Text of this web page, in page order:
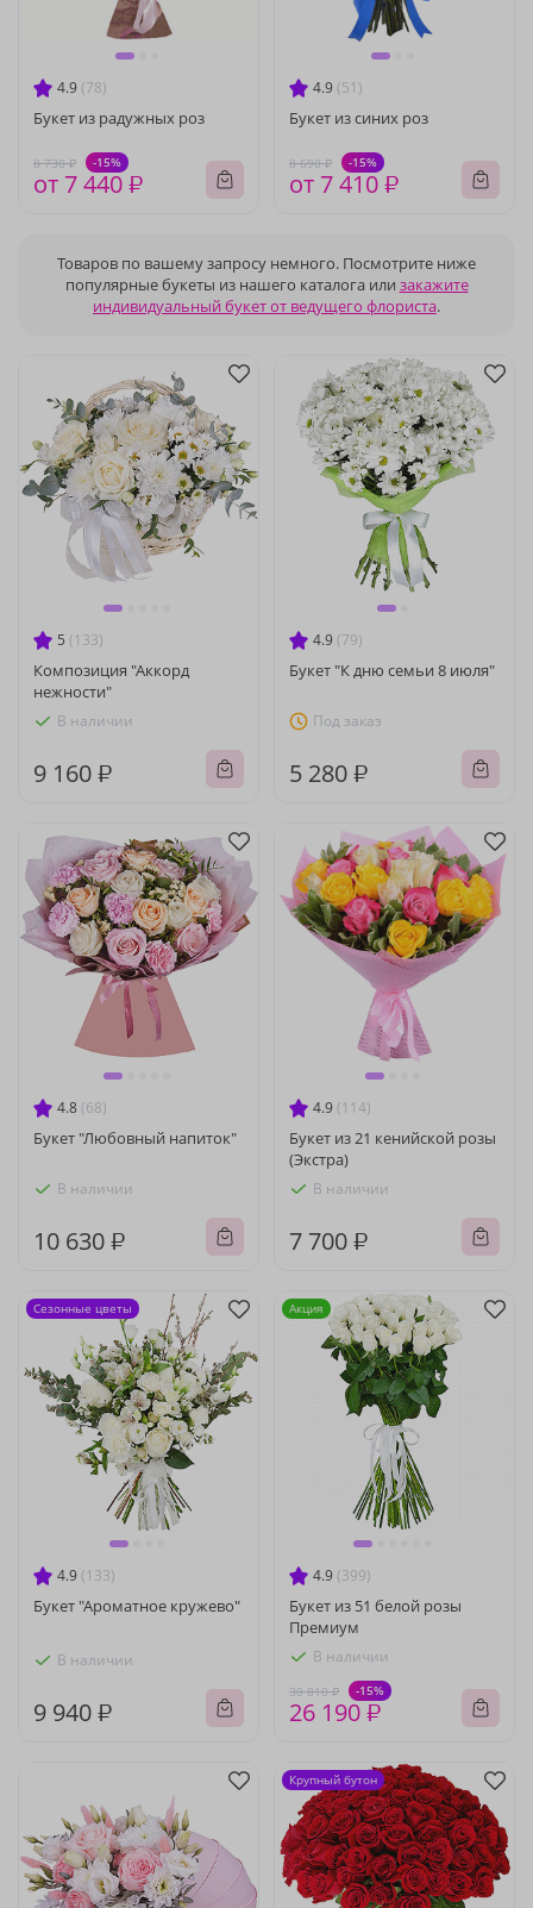
4.9 (78)
Букет из радужных роз
8 730 ₽ -15%
от 7 440 ₽
4.9 (51)
Букет из синих роз
8 690 ₽ -15%
от 7 410 ₽
Товаров по вашему запросу немного. Посмотрите ниже
популярные букеты из нашего каталога или закажите
индивидуальный букет от ведущего флориста.
5 (133)
Композиция "Аккорд
нежности"
В наличии
9 160 ₽
4.9 (79)
Букет "К дню семьи 8 июля"
Под заказ
5 280 ₽
4.8 (68)
Букет "Любовный напиток"
В наличии
10 630 ₽
4.9 (114)
Букет из 21 кенийской розы
(Экстра)
В наличии
7 700 ₽
4.9 (133)
Букет "Ароматное кружево"
В наличии
9 940 ₽
Сезонные цветы
4.9 (399)
Букет из 51 белой розы
Премиум
В наличии
30 810 ₽ -15%
26 190 ₽
Акция
Крупный бутон